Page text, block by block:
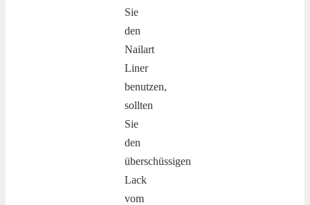
Sie
den
Nailart
Liner
benutzen,
sollten
Sie
den
überschüssigen
Lack
vom